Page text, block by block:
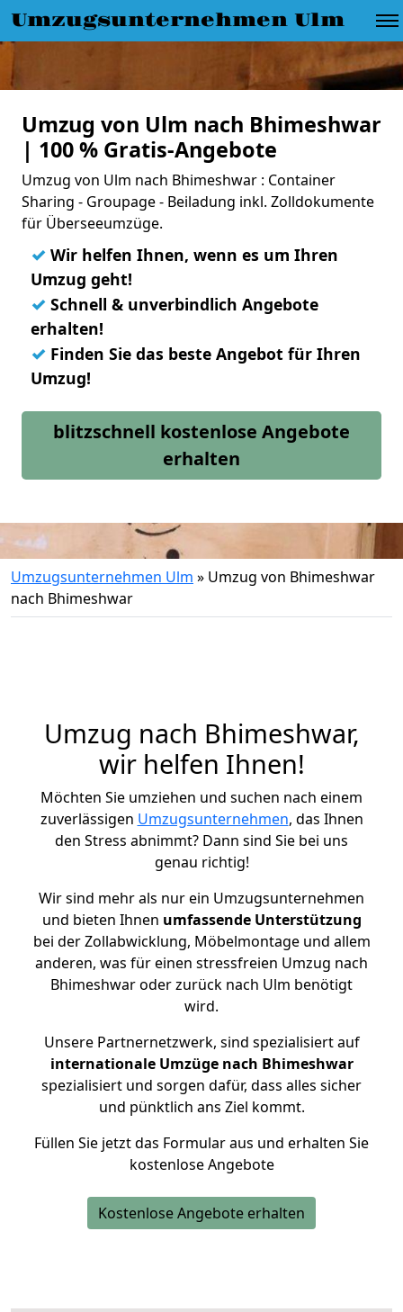
Umzugsunternehmen Ulm
Umzug von Ulm nach Bhimeshwar
| 100 % Gratis-Angebote
Umzug von Ulm nach Bhimeshwar : Container
Sharing - Groupage - Beiladung inkl. Zolldokumente
für Überseeumzüge.
✓ Wir helfen Ihnen, wenn es um Ihren
Umzug geht!
✓ Schnell & unverbindlich Angebote
erhalten!
✓ Finden Sie das beste Angebot für Ihren
Umzug!
blitzschnell kostenlose Angebote
erhalten
Umzugsunternehmen Ulm » Umzug von Bhimeshwar
nach Bhimeshwar
Umzug nach Bhimeshwar,
wir helfen Ihnen!
Möchten Sie umziehen und suchen nach einem
zuverlässigen Umzugsunternehmen, das Ihnen
den Stress abnimmt? Dann sind Sie bei uns
genau richtig!
Wir sind mehr als nur ein Umzugsunternehmen
und bieten Ihnen umfassende Unterstützung
bei der Zollabwicklung, Möbelmontage und allem
anderen, was für einen stressfreien Umzug nach
Bhimeshwar oder zurück nach Ulm benötigt
wird.
Unsere Partnernetzwerk, sind spezialisiert auf
internationale Umzüge nach Bhimeshwar
spezialisiert und sorgen dafür, dass alles sicher
und pünktlich ans Ziel kommt.
Füllen Sie jetzt das Formular aus und erhalten Sie
kostenlose Angebote
Kostenlose Angebote erhalten